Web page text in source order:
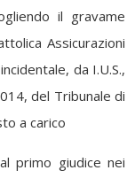
il gravame
Assicurazioni
da I.U.S.,
del Tribunale di
a carico
primo giudice nei